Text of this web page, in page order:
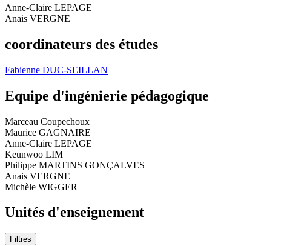
Anne-Claire LEPAGE
Anais VERGNE
coordinateurs des études
Fabienne DUC-SEILLAN
Equipe d'ingénierie pédagogique
Marceau Coupechoux
Maurice GAGNAIRE
Anne-Claire LEPAGE
Keunwoo LIM
Philippe MARTINS GONÇALVES
Anais VERGNE
Michèle WIGGER
Unités d'enseignement
Filtres